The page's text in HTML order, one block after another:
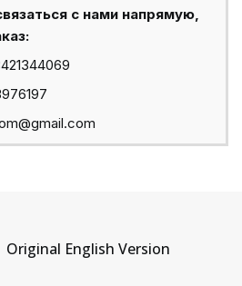
с нами напрямую,
Original English Version